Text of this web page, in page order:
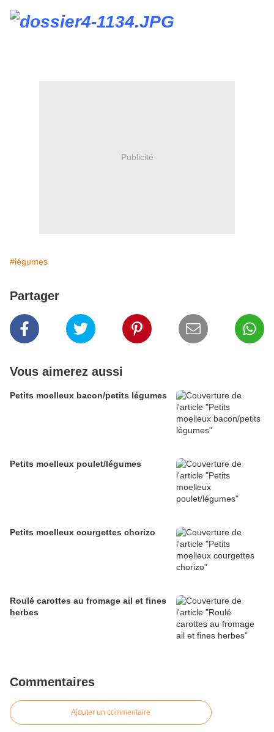
Publicité
#légumes
Partager
Vous aimerez aussi
Petits moelleux bacon/petits légumes
Petits moelleux poulet/légumes
Petits moelleux courgettes chorizo
Roulé carottes au fromage ail et fines
herbes
Commentaires
Ajouter un commentaire